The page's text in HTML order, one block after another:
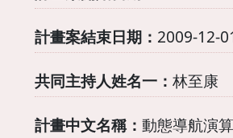
計畫案結束日期： 2009-12-
共同主持人姓名一： 林至康
計畫中文名稱： 動態導航演